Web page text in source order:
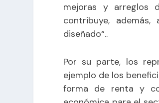
mejoras y arreglos
contribuye,
diseñado“..
Por su parte, los
ejemplo de los
forma de renta y